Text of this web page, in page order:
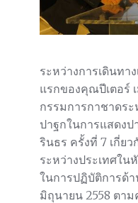
ระหว่างการเดินทา
แรกของคุณปีเตอร์
กรรมการกาชาดระ
ปาฐกในการแสดงป
รินธร ครั้งที่ 7 เกี่ย
ระหว่างประเทศใ
ในการปฏิบัติการด้
มิถุนายน 2558 ตา